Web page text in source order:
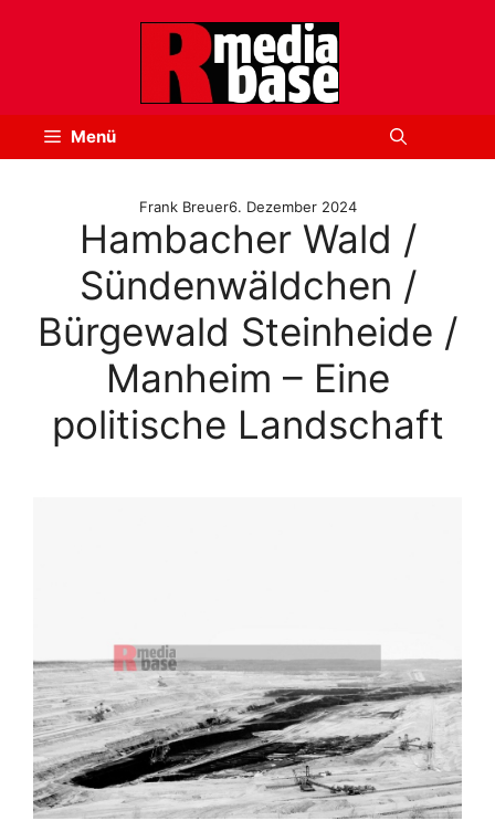
Menü
Frank Breuer6. Dezember 2024
Hambacher Wald /
Sündenwäldchen /
Bürgewald Steinheide /
Manheim – Eine
politische Landschaft